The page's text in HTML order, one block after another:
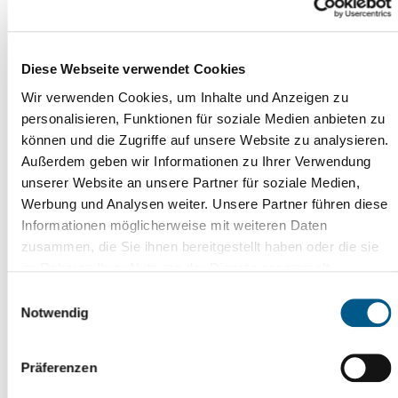
Diese Webseite verwendet Cookies
Wir verwenden Cookies, um Inhalte und Anzeigen zu
personalisieren, Funktionen für soziale Medien anbieten zu
können und die Zugriffe auf unsere Website zu analysieren.
Außerdem geben wir Informationen zu Ihrer Verwendung
unserer Website an unsere Partner für soziale Medien,
Werbung und Analysen weiter. Unsere Partner führen diese
Informationen möglicherweise mit weiteren Daten
zusammen, die Sie ihnen bereitgestellt haben oder die sie
unsererDatenschutzerklärung Impressum.
Notwendig
Präferenzen
Gäste mit Essen, Getränken und einigen neuen Ideen.
Schwimmfeste der städtischen Schulen sowie vom 4. bis
zum 10. Juli das Beachvolleyballcamp für Kinder und
Jugendliche, organisiert vom VSV Eintracht
Reichenbach e.V.
Die Haus- und Badeordnung des Freibades wurde
angepasst und aktualisiert.
Die Eintrittspreise sind zum Vorjahr konstant. Neu in
Feuerwehr Reichenbach ab 17.00 Uhr das Bad
erworben werden.